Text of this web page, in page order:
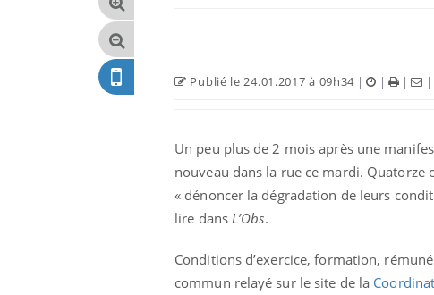
Publié le 24.01.2017 à 09h34 | | |
Un peu plus de 2 mois après une
nouveau dans la rue ce mardi.
« dénoncer la dégradation de leurs
lire dans L’Obs.
Conditions d’exercice, formation,
commun relayé sur le site de la
empiète de plus en plus
sur nos soirées